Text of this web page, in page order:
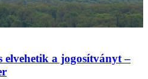
elvehetik a jogosítványt –